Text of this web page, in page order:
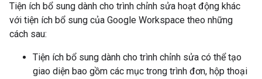
Tiện ích bổ sung dành cho trình chỉnh sửa hoạt động khác
với tiện ích bổ sung của Google Workspace theo những
cách sau:
Tiện ích bổ sung dành cho trình chỉnh sửa có thể tạo
giao diện bao gồm các mục trong trình đơn, hộp thoại